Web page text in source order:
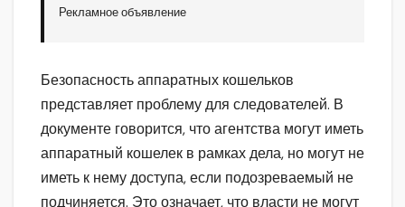
Рекламное объявление
Безопасность аппаратных кошельков
представляет проблему для следователей. В
документе говорится, что агентства могут иметь
аппаратный кошелек в рамках дела, но могут не
иметь к нему доступа, если подозреваемый не
подчиняется. Это означает, что власти не могут